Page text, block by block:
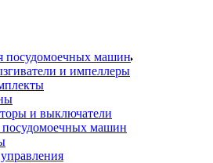
посудомоечных машин
и импеллеры
и выключатели
машин